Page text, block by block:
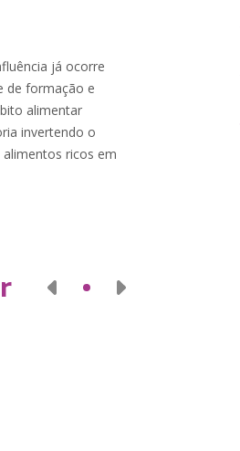
já ocorre
de formação e
alimentar
invertendo o
ricos em